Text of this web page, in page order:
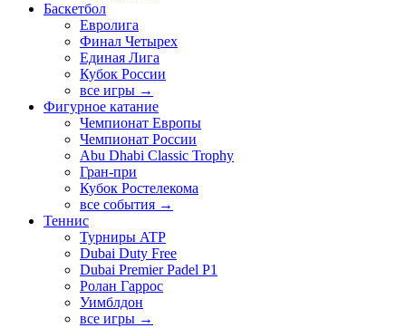
Баскетбол
Евролига
Финал Четырех
Единая Лига
Кубок России
все игры →
Фигурное катание
Чемпионат Европы
Чемпионат России
Abu Dhabi Classic Trophy
Гран-при
Кубок Ростелекома
все события →
Теннис
Турниры ATP
Dubai Duty Free
Dubai Premier Padel P1
Ролан Гаррос
Уимблдон
все игры →